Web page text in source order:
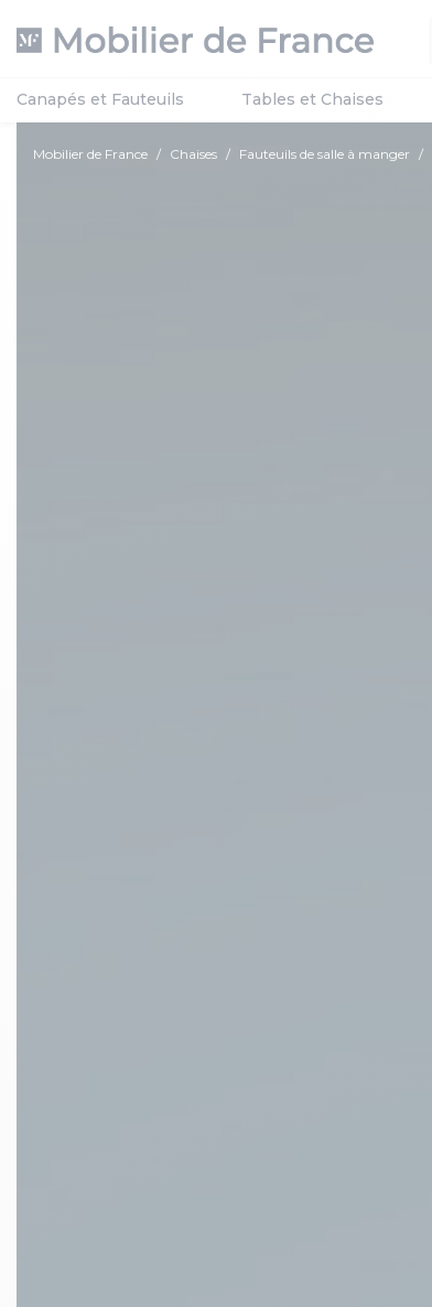
Canapés et Fauteuils Tables et Chaises
Mobilier de France Chaises Fauteuils de salle à manger